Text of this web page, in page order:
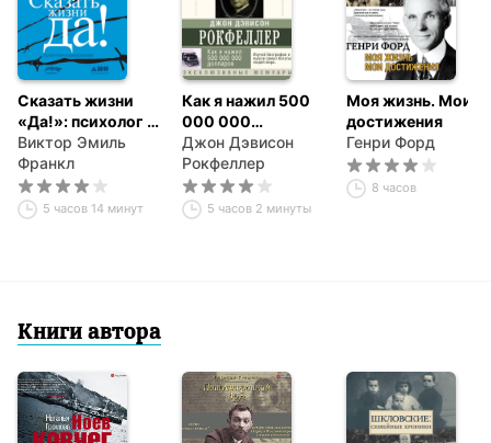
Сказать жизни
«Да!»: психолог в
концлагере
Виктор Эмиль
Франкл
5 часов 14 минут
Как я нажил 500
000 000
долларов.
Мемуары
миллиардера
Джон Дэвисон
Рокфеллер
5 часов 2 минуты
Моя жизнь. Мои
достижения
Генри Форд
8 часов
Книги автора